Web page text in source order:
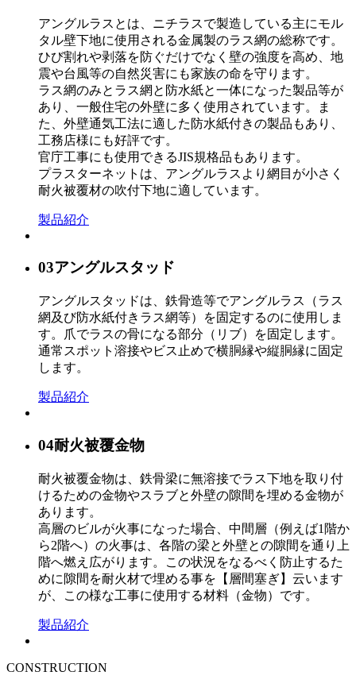
アングルラスとは、ニチラスで製造している主にモル
タル壁下地に使用される金属製のラス網の総称です。
ひび割れや剥落を防ぐだけでなく壁の強度を高め、地
震や台風等の自然災害にも家族の命を守ります。
ラス網のみとラス網と防水紙と一体になった製品等が
あり、一般住宅の外壁に多く使用されています。ま
た、外壁通気工法に適した防水紙付きの製品もあり、
工務店様にも好評です。
官庁工事にも使用できるJIS規格品もあります。
プラスターネットは、アングルラスより網目が小さく
耐火被覆材の吹付下地に適しています。
製品紹介
03アングルスタッド
アングルスタッドは、鉄骨造等でアングルラス（ラス
網及び防水紙付きラス網等）を固定するのに使用しま
す。爪でラスの骨になる部分（リブ）を固定します。
通常スポット溶接やビス止めで横胴縁や縦胴縁に固定
します。
製品紹介
04耐火被覆金物
耐火被覆金物は、鉄骨梁に無溶接でラス下地を取り付
けるための金物やスラブと外壁の隙間を埋める金物が
あります。
高層のビルが火事になった場合、中間層（例えば1階か
ら2階へ）の火事は、各階の梁と外壁との隙間を通り上
階へ燃え広がります。この状況をなるべく防止するた
めに隙間を耐火材で埋める事を【層間塞ぎ】云います
が、この様な工事に使用する材料（金物）です。
製品紹介
CONSTRUCTION